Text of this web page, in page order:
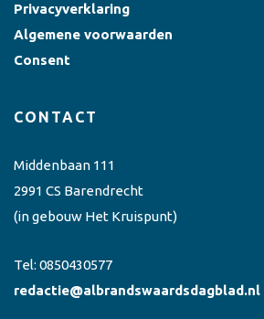
Privacyverklaring
Algemene voorwaarden
Consent
CONTACT
Middenbaan 111
2991 CS Barendrecht
(in gebouw Het Kruispunt)
Tel: 0850430577
redactie@albrandswaardsdagblad.nl